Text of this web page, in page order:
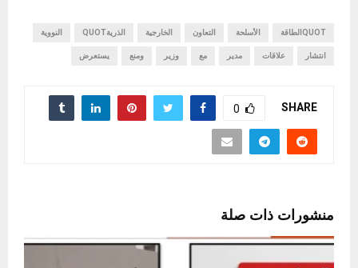
QUOTالطاقة الأسلحة التعاون الخارجية الذريةQUOT النووية
انتشار علاقات مدير مع وزير ومنع يستعرض
SHARE
0
منشورات ذات صلة